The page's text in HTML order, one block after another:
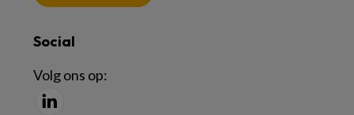
Social
Volg ons op: